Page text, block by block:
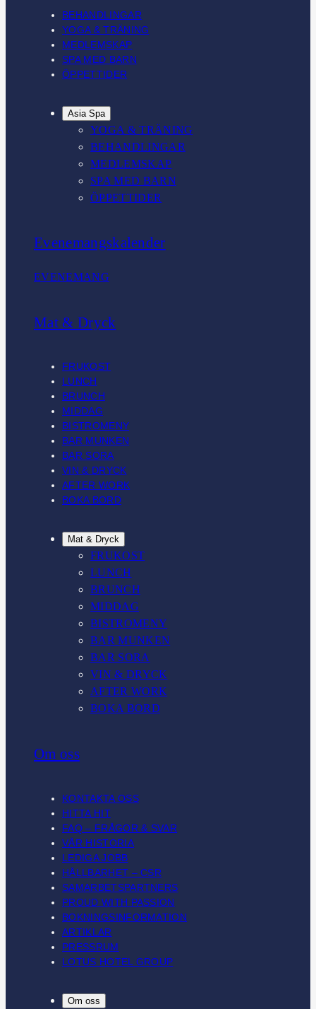
BEHANDLINGAR
YOGA & TRÄNING
MEDLEMSKAP
SPA MED BARN
ÖPPETTIDER
Asia Spa
YOGA & TRÄNING
BEHANDLINGAR
MEDLEMSKAP
SPA MED BARN
ÖPPETTIDER
Evenemangskalender
EVENEMANG
Mat & Dryck
FRUKOST
LUNCH
BRUNCH
MIDDAG
BISTROMENY
BAR MUNKEN
BAR SORA
VIN & DRYCK
AFTER WORK
BOKA BORD
Mat & Dryck
FRUKOST
LUNCH
BRUNCH
MIDDAG
BISTROMENY
BAR MUNKEN
BAR SORA
VIN & DRYCK
AFTER WORK
BOKA BORD
Om oss
KONTAKTA OSS
HITTA HIT
FAQ – FRÅGOR & SVAR
VÅR HISTORIA
LEDIGA JOBB
HÅLLBARHET – CSR
SAMARBETSPARTNERS
PROUD WITH PASSION
BOKNINGSINFORMATION
ARTIKLAR
PRESSRUM
LOTUS HOTEL GROUP
Om oss